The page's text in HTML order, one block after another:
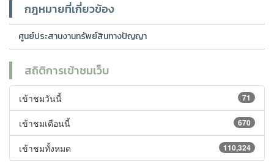
กฎหมายที่เกี่ยวข้อง
ศูนย์ประสานงานทรัพย์สินทางปัญญา
สถิติการเข้าชมเว็บ
71
เข้าชมวันนี้
670
เข้าชมเดือนนี้
110,324
เข้าชมทั้งหมด